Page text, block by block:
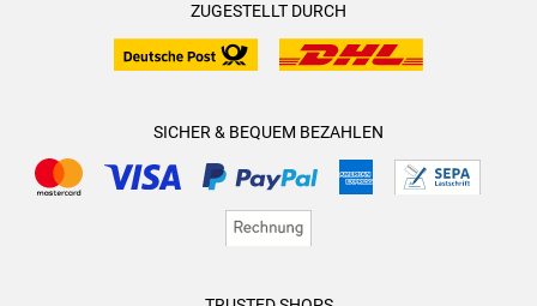
ZUGESTELLT DURCH
SICHER & BEQUEM BEZAHLEN